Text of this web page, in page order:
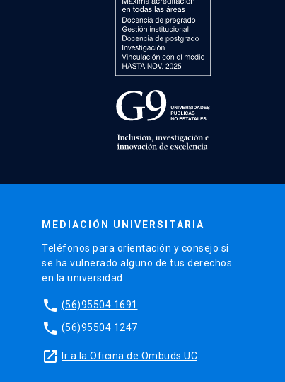
MEDIACIÓN UNIVERSITARIA
Teléfonos para orientación y consejo si
se ha vulnerado alguno de tus derechos
en la universidad.
phone (56)95504 1691
phone (56)95504 1247
launch Ir a la Oficina de Ombuds UC